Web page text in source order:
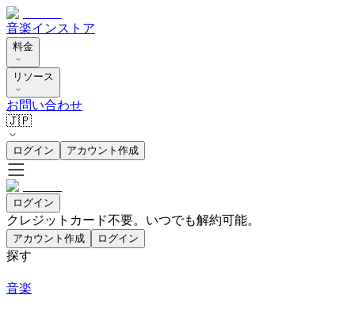
音楽インストア
料金
リソース
お問い合わせ
🇯🇵
ログイン アカウント作成
ログイン
クレジットカード不要。いつでも解約可能。
アカウント作成 ログイン
探す
音楽